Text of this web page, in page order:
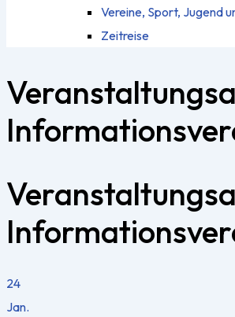
Vereine, Sport, Jugend
Zeitreise
24
Jan.